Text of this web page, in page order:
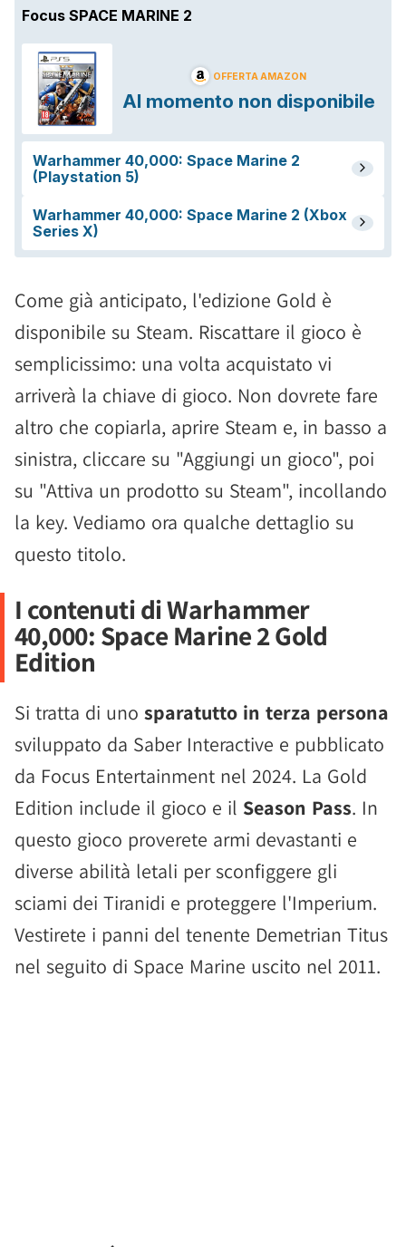
Come già anticipato, l'edizione Gold è
disponibile su Steam. Riscattare il gioco è
semplicissimo: una volta acquistato vi
arriverà la chiave di gioco. Non dovrete fare
altro che copiarla, aprire Steam e, in basso a
sinistra, cliccare su "Aggiungi un gioco", poi
su "Attiva un prodotto su Steam", incollando
la key. Vediamo ora qualche dettaglio su
questo titolo.
I contenuti di Warhammer
40,000: Space Marine 2 Gold
Edition
Si tratta di uno sparatutto in terza persona
sviluppato da Saber Interactive e pubblicato
da Focus Entertainment nel 2024. La Gold
Edition include il gioco e il Season Pass. In
questo gioco proverete armi devastanti e
diverse abilità letali per sconfiggere gli
sciami dei Tiranidi e proteggere l'Imperium.
Vestirete i panni del tenente Demetrian Titus
nel seguito di Space Marine uscito nel 2011.